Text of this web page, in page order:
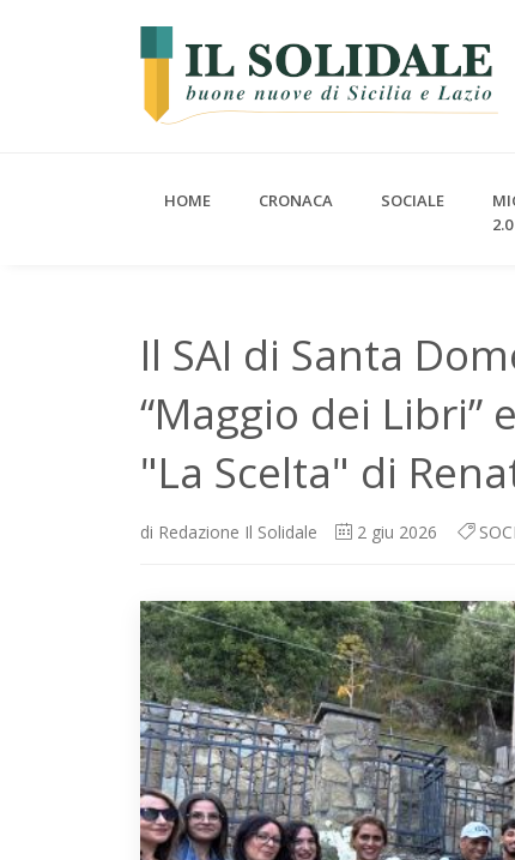
HOME CRONACA SOCIALE
2.0
Il SAI di Santa
“Maggio dei Libri”
"La Scelta" di
di Redazione Il Solidale 2 giu 2026